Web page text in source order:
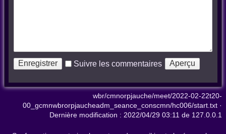
Suivre les commentaires
wbr/cmnorpjauche/meet/2022-02-22t20-
00_gcmnwbrorpjaucheadm_seance_conscmn/hc006/start.txt ·
Dernière modification : 2022/04/29 03:11 de 127.0.0.1